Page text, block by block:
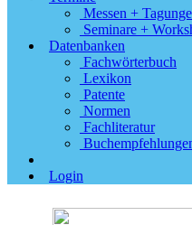
Messen +
Seminare +
Datenbanken
Fachwörterbuch
Lexikon
Patente
Normen
Fachliteratur
Login